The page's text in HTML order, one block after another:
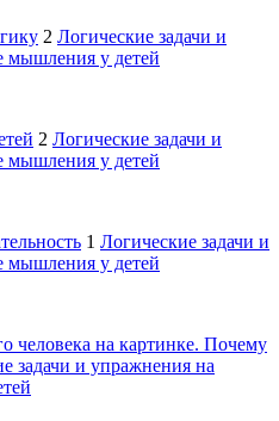
2 Логические задачи и
мышления у детей
2 Логические задачи и
мышления у детей
1 Логические задачи и
мышления у детей
человека на картинке. Почему
задачи и упражнения на